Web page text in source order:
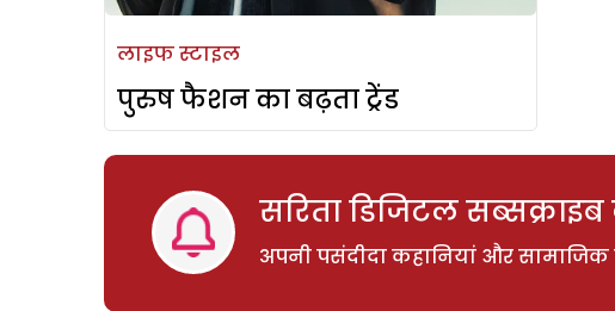
लाइफ स्टाइल
पुरुष फैशन का बढ़ता ट्रेंड
सरिता डिजिटल
अपनी पसंदीदा कहानियां और सामाजिक